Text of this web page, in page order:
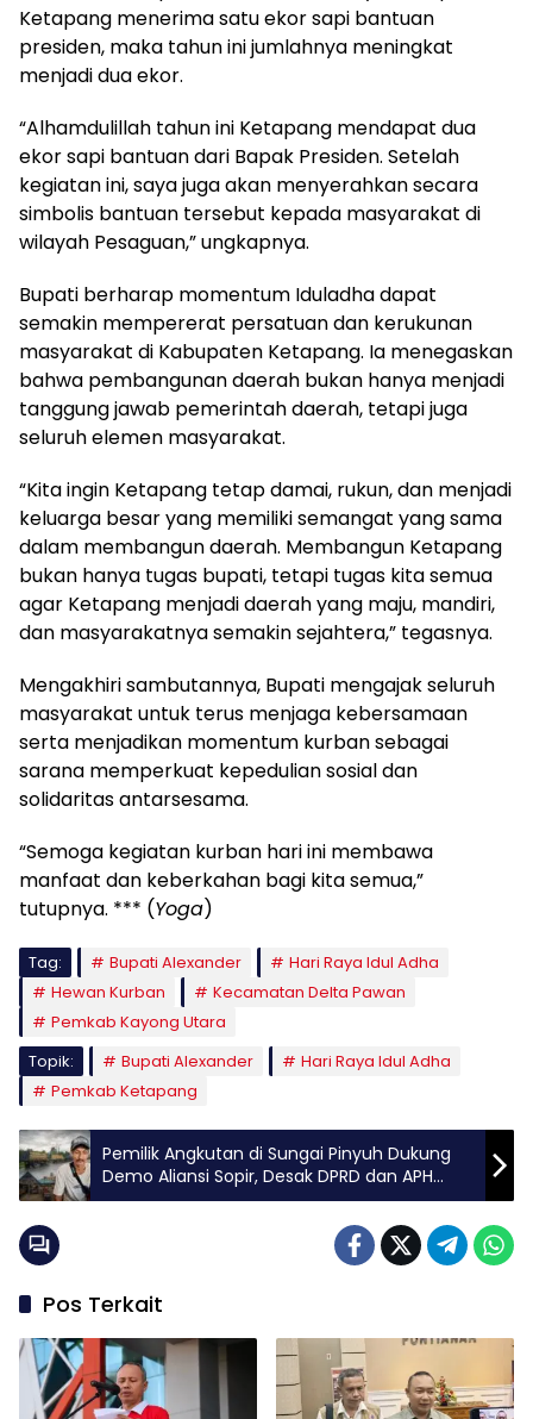
Ketapang menerima satu ekor sapi bantuan
presiden, maka tahun ini jumlahnya meningkat
menjadi dua ekor.
“Alhamdulillah tahun ini Ketapang mendapat dua
ekor sapi bantuan dari Bapak Presiden. Setelah
kegiatan ini, saya juga akan menyerahkan secara
simbolis bantuan tersebut kepada masyarakat di
wilayah Pesaguan,” ungkapnya.
Bupati berharap momentum Iduladha dapat
semakin mempererat persatuan dan kerukunan
masyarakat di Kabupaten Ketapang. Ia menegaskan
bahwa pembangunan daerah bukan hanya menjadi
tanggung jawab pemerintah daerah, tetapi juga
seluruh elemen masyarakat.
“Kita ingin Ketapang tetap damai, rukun, dan menjadi
keluarga besar yang memiliki semangat yang sama
dalam membangun daerah. Membangun Ketapang
bukan hanya tugas bupati, tetapi tugas kita semua
agar Ketapang menjadi daerah yang maju, mandiri,
dan masyarakatnya semakin sejahtera,” tegasnya.
Mengakhiri sambutannya, Bupati mengajak seluruh
masyarakat untuk terus menjaga kebersamaan
serta menjadikan momentum kurban sebagai
sarana memperkuat kepedulian sosial dan
solidaritas antarsesama.
“Semoga kegiatan kurban hari ini membawa
manfaat dan keberkahan bagi kita semua,”
tutupnya. *** (Yoga)
Tag: Bupati Alexander
Hari Raya Idul Adha
Hewan Kurban
Kecamatan Delta Pawan
Pemkab Kayong Utara
Topik:
Bupati Alexander
Hari Raya Idul Adha
Pemkab Ketapang
Pemilik Angkutan di Sungai Pinyuh Dukung
Demo Aliansi Sopir, Desak DPRD dan APH
Tindak Penimbunan Solar
Pos Terkait